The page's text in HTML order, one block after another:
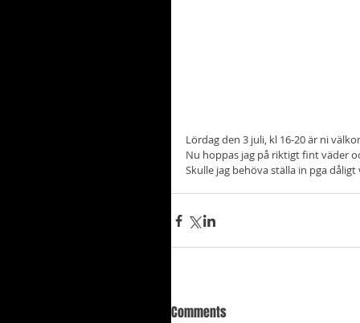
Lördag den 3 juli, kl 16-20 är ni
Nu hoppas jag på riktigt fint väder
Skulle jag behöva ställa in pga
Comments